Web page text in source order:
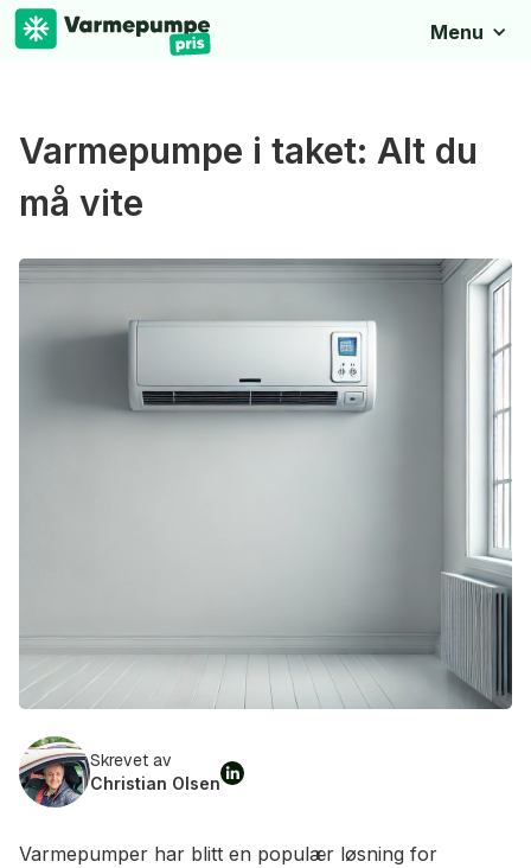
Menu
Varmepumpe i taket: Alt du
må vite
Skrevet av
Christian Olsen
Varmepumper har blitt en populær løsning for